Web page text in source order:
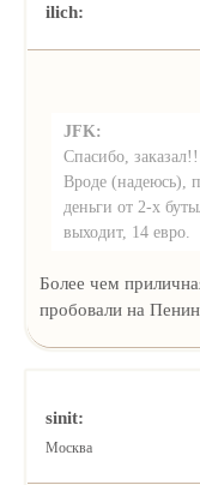
ilich:
JFK:
Спасибо,
Вроде (надеюсь),
деньги от 2-х
выходит, 14 евро.
Более чем
пробовали на
sinit:
Москва